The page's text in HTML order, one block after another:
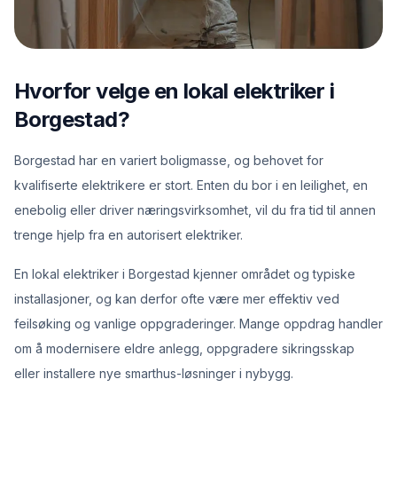
Hvorfor velge en lokal elektriker i
Borgestad?
Borgestad har en variert boligmasse, og behovet for
kvalifiserte elektrikere er stort. Enten du bor i en leilighet, en
enebolig eller driver næringsvirksomhet, vil du fra tid til annen
trenge hjelp fra en autorisert elektriker.
En lokal elektriker i Borgestad kjenner området og typiske
installasjoner, og kan derfor ofte være mer effektiv ved
feilsøking og vanlige oppgraderinger. Mange oppdrag handler
om å modernisere eldre anlegg, oppgradere sikringsskap
eller installere nye smarthus-løsninger i nybygg.